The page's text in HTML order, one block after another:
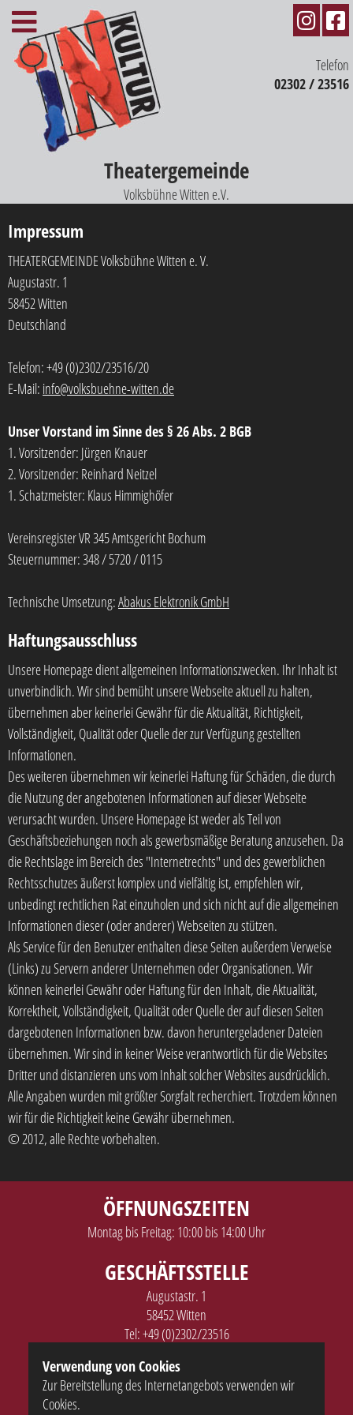
Theatergemeinde
Volksbühne Witten e.V.
Telefon
02302 / 23516
Impressum
THEATERGEMEINDE Volksbühne Witten e. V.
Augustastr. 1
58452 Witten
Deutschland
Telefon: +49 (0)2302/23516/20
E-Mail: info@volksbuehne-witten.de
Unser Vorstand im Sinne des § 26 Abs. 2 BGB
1. Vorsitzender: Jürgen Knauer
2. Vorsitzender: Reinhard Neitzel
1. Schatzmeister: Klaus Himmighöfer
Vereinsregister VR 345 Amtsgericht Bochum
Steuernummer: 348 / 5720 / 0115
Technische Umsetzung:Abakus Elektronik GmbH
Haftungsausschluss
Unsere Homepage dient allgemeinen Informationszwecken. Ihr Inhalt ist
unverbindlich. Wir sind bemüht unsere Webseite aktuell zu halten,
übernehmen aber keinerlei Gewähr für die Aktualität, Richtigkeit,
Vollständigkeit, Qualität oder Quelle der zur Verfügung gestellten
Informationen.
Des weiteren übernehmen wir keinerlei Haftung für Schäden, die durch
die Nutzung der angebotenen Informationen auf dieser Webseite
verursacht wurden. Unsere Homepage ist weder als Teil von
Geschäftsbeziehungen noch als gewerbsmäßige Beratung anzusehen. Da
die Rechtslage im Bereich des "Internetrechts" und des gewerblichen
Rechtsschutzes äußerst komplex und vielfältig ist, empfehlen wir,
unbedingt rechtlichen Rat einzuholen und sich nicht auf die allgemeinen
Informationen dieser (oder anderer) Webseiten zu stützen.
Als Service für den Benutzer enthalten diese Seiten außerdem Verweise
(Links) zu Servern anderer Unternehmen oder Organisationen. Wir
können keinerlei Gewähr oder Haftung für den Inhalt, die Aktualität,
Korrektheit, Vollständigkeit, Qualität oder Quelle der auf diesen Seiten
dargebotenen Informationen bzw. davon heruntergeladener Dateien
übernehmen. Wir sind in keiner Weise verantwortlich für die Websites
Dritter und distanzieren uns vom Inhalt solcher Websites ausdrücklich.
Alle Angaben wurden mit größter Sorgfalt recherchiert. Trotzdem können
wir für die Richtigkeit keine Gewähr übernehmen.
© 2012, alle Rechte vorbehalten.
ÖFFNUNGSZEITEN
Montag bis Freitag: 10:00 bis 14:00 Uhr
GESCHÄFTSSTELLE
Augustastr. 1
58452 Witten
Tel:+49 (0)2302/23516
SERVICE
Verwendung von Cookies
Zur Bereitstellung des Internetangebots verwenden wir
Cookies.